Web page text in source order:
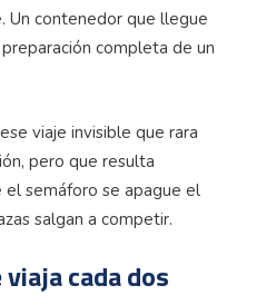
Un contenedor que llegue
completa de un
viaje invisible que rara
pero que resulta
el semáforo se apague el
salgan a competir.
cada dos